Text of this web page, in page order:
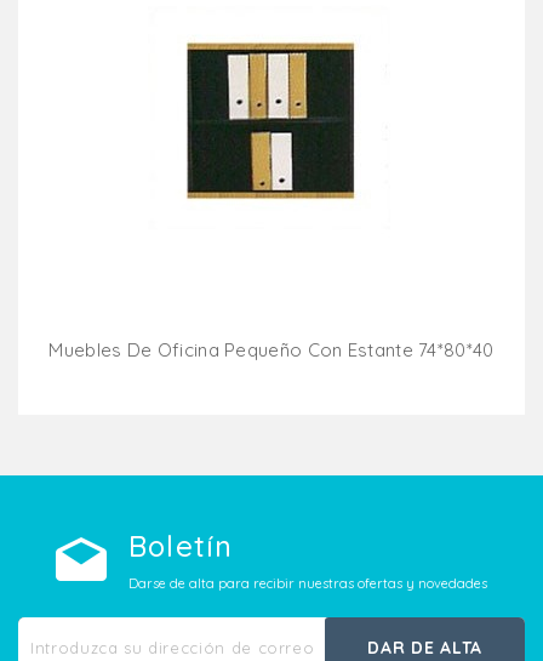
Muebles De Oficina Pequeño Con Estante 74*80*40
Boletín
Darse de alta para recibir nuestras ofertas y novedades
DAR DE ALTA